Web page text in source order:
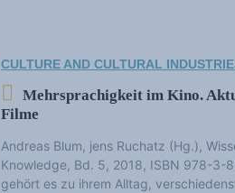
CULTURE AND CULTURAL
Mehrsprachigkeit im Kino.
Filme
Andreas Blum, jens Ruchatz (Hg.),
Knowledge, Bd. 5, 2018, ISBN 978-3-
gehört es zu ihrem Alltag,